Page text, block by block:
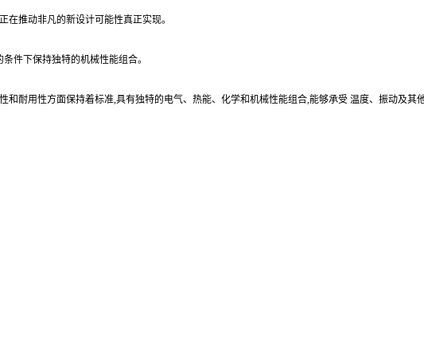
在推动非凡的新设计可能性真正实现。
件下保持独特的机械性能组合。
耐用性方面保持着标准,具有独特的电气、热能、化学和机械性能组合,能够承受 温度、振动及其他